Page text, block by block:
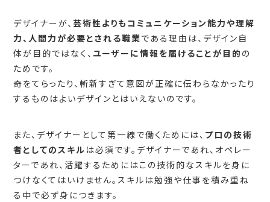
デザイナーが、芸術性よりもコミュニケーション能力や理解
力、人間力が必要とされる職業である理由は、デザイン自
体が目的ではなく、 ユーザーに情報を届けることが目的 の
ためです。
奇をてらったり、斬新すぎて意図が正確に伝わらなかったり
するものはよいデザインとはいえないのです。
また、デザイナーとして第一線で働くためには、 プロの技術
者としてのスキル は必須です。デザイナーであれ、オペレー
ターであれ、活躍するためにはこの技術的なスキルを身に
つけなくてはいけません。スキルは勉強や仕事を積み重ね
る中で必ず身につきます。